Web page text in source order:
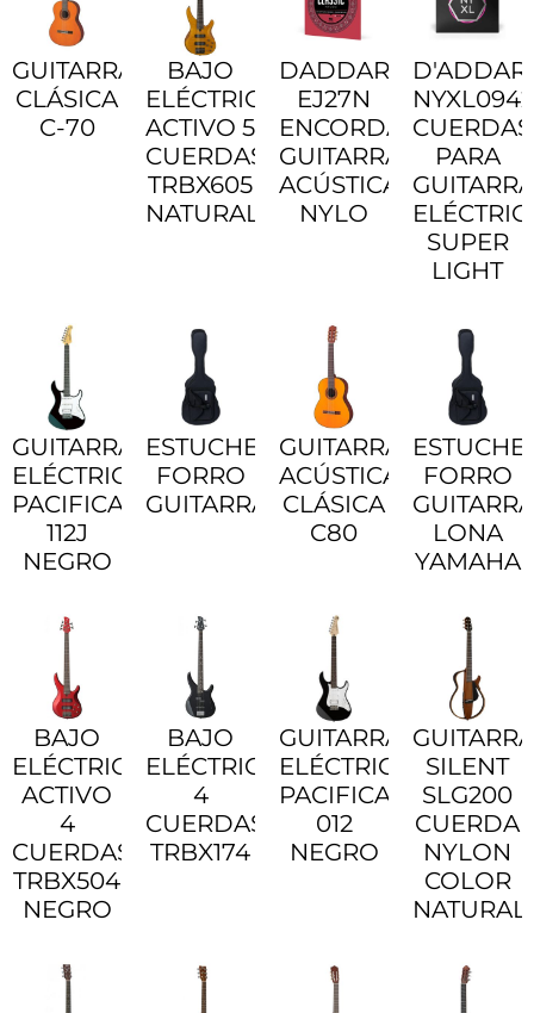
GUITARRA
CLÁSICA
C-70
BAJO
ELÉCTRICO
ACTIVO 5
CUERDAS
TRBX605
NATURAL
DADDARIO
EJ27N
ENCORDADO
GUITARRA
ACÚSTICA/CLÁSICA
NYLO
NYXL0942
CUERDAS
PARA
GUITARRA
SUPER
LIGHT
GUITARRA
ELÉCTRICA
PACIFICA
112J
NEGRO
ESTUCHE
FORRO
GUITARRA
GUITARRA
ACÚSTICA
CLÁSICA
C80
ESTUCHE
FORRO
GUITARRA
LONA
YAMAHA
BAJO
ELÉCTRICO
ACTIVO
4
CUERDAS
TRBX504
NEGRO
BAJO
ELÉCTRICO
4
CUERDAS
TRBX174
GUITARRA
ELÉCTRICA
PACIFICA
012
NEGRO
GUITARRA
SILENT
SLG200
CUERDA
NYLON
COLOR
NATURAL